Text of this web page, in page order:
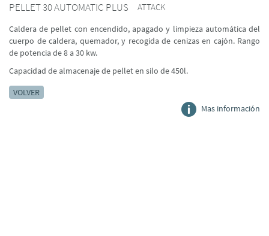
PELLET 30 AUTOMATIC PLUS ATTACK
Caldera de pellet con encendido, apagado y limpieza automática del
cuerpo de caldera, quemador, y recogida de cenizas en cajón. Rango
de potencia de 8 a 30 kw.
Capacidad de almacenaje de pellet en silo de 450l.
VOLVER
Mas información